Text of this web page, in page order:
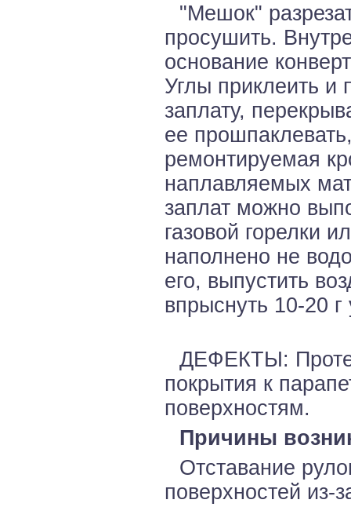
"Мешок"
просушить.
основание
Углы приклеить и
заплату,
ее
ремонтируемая
наплавляемых
заплат можно
газовой горелки
наполнено не
его, выпустить
впрыснуть 10-20
ДЕФЕКТЫ:
покрытия к
поверхностям.
Причины
Отставание
поверхностей из-